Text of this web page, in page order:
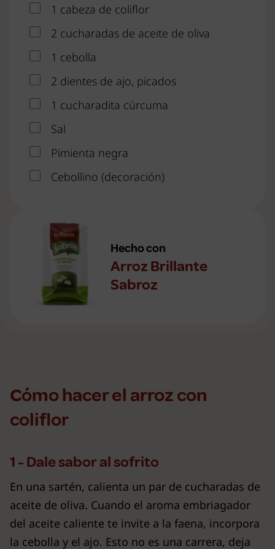
1 cabeza de coliflor
2 cucharadas de aceite de oliva
1 cebolla
2 dientes de ajo, picados
1 cucharadita cúrcuma
Sal
Pimienta negra
Cebollino (decoración)
Hecho con
Arroz Brillante
Sabroz
Cómo hacer el arroz con
coliflor
1 - Dale sabor al sofrito
En una sartén, calienta un par de cucharadas de
aceite de oliva. Cuando el aroma embriagador
del aceite caliente te invite a la faena, incorpora
la cebolla y el ajo. Esto no es una carrera, deja